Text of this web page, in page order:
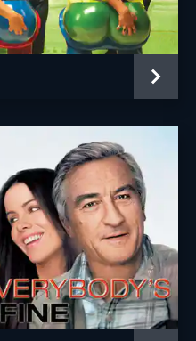
ローレンス・ラスカー